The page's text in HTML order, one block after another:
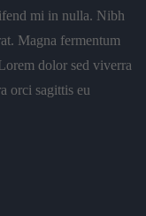
mi in nulla. Nibh
Magna fermentum
dolor sed viverra
orci sagittis eu